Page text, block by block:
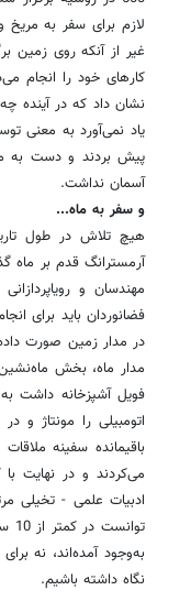
لازم برای سفر به
غیر از آنکه روی زمین
نشان داد که در آینده
یاد نمی‌آورد به معنی
پیش‌ بردند و دست به
آسمان نداشت.
و سفر به ماه...
هیچ تلاش در طول
آرمسترانگ قدم بر ماه
مهندسان و
در مدار زمین صورت
مدار ماه، بخش
فویل آشپز‌خانه داشت
اتومبیلی را مونتاژ و
باقیمانده سفینه
می‌کردند و در نهایت
ادبیات علمی - تخیلی
به‌وجود آمده‌اند، نه
نگاه داشته باشیم.